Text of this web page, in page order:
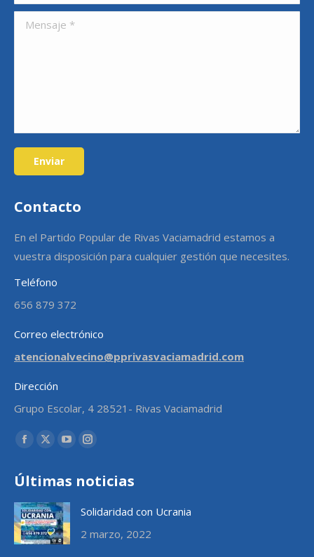
Mensaje *
Enviar
Contacto
En el Partido Popular de Rivas Vaciamadrid estamos a
vuestra disposición para cualquier gestión que necesites.
Teléfono
656 879 372
Correo electrónico
atencionalvecino@pprivasvaciamadrid.com
Dirección
Grupo Escolar, 4 28521- Rivas Vaciamadrid
Encuéntranos en:
Facebook
opens
in
new
window
X
opens
in
new
window
YouTube
opens
in
new
window
Instagram
opens
new
window
Últimas noticias
Solidaridad con Ucrania
2 marzo, 2022